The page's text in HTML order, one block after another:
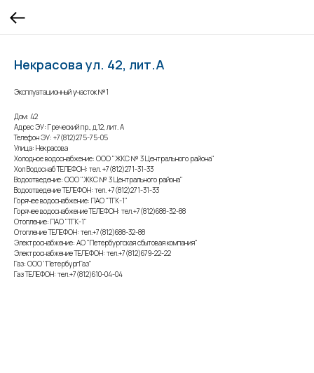
Некрасова ул. 42, лит.А
Эксплуатационный участок №1
Дом: 42
Адрес ЭУ: Греческий пр., д.12, лит. А
Телефон ЭУ: +7(812)275-75-05
Улица: Некрасова
Холодное водоснабжение: ООО "ЖКС № 3 Центрального района"
Хол Водоснаб ТЕЛЕФОН: тел. +7(812)271-31-33
Водоотведение: ООО "ЖКС № 3 Центрального района"
Водоотведение ТЕЛЕФОН: тел. +7(812)271-31-33
Горячее водоснабжение: ПАО "ТГК-1"
Горячее водоснабжение ТЕЛЕФОН: тел.+7(812)688-32-88
Отопление: ПАО "ТГК-1"
Отопление ТЕЛЕФОН: тел.+7(812)688-32-88
Электроснабжение: АО "Петербургская сбытовая компания"
Электроснабжение ТЕЛЕФОН: тел.+7(812)679-22-22
Газ: ООО "ПетербургГаз"
Газ ТЕЛЕФОН: тел.+7(812)610-04-04